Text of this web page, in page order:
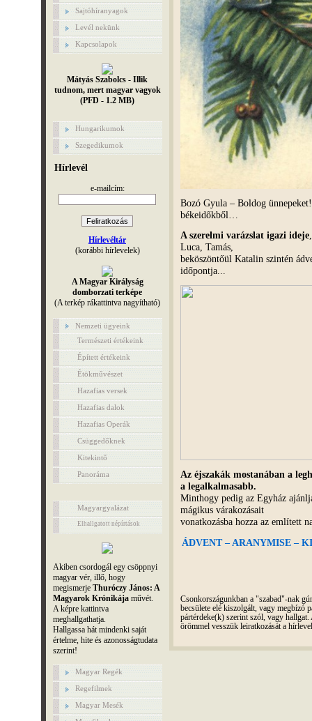
Sajtóhíranyagok
Levél nekünk
Kapcsolapok
Mátyás Szabolcs - Illik
tudnom, mert magyar vagyok
(PFD - 1.2 MB)
Hungarikumok
Szegedikumok
Hírlevél
e-mailcím:
Hírlevéltár
(korábbi hírlevelek)
A Magyar Királyság
domborzati terképe
(A terkép rákattintva nagyítható)
Nemzeti ügyeink
Természeti értékeink
Épített értékeink
Étökművészet
Hazafias versek
Hazafias dalok
Hazafias Operák
Csüggedőknek
Kitekintő
Panoráma
Magyargyalázat
Elhallgatott népírtások
Akiben csordogál egy csöppnyi
magyar vér, illő, hogy
megismerje Thuróczy János: A
Magyarok Krónikájaművét.
A képre kattintva
meghallgathatja.
Hallgassa hát mindenki saját
értelme, hite és azonosságtudata
szerint!
Magyar Regék
Regefilmek
Magyar Mesék
Bozó Gyula – Boldog
békeidőkből…
A szerelmi varázslat igazi ideje
Luca, Tamás,
beköszöntőül Katalin szintén
időpontja...
Az éjszakák mostanában a
a legalkalmasabb.
Minthogy pedig az Egyház
mágikus várakozásait
vonatkozásba hozza az említett
ÁDVENT – ARANYMISE –
Csonkországunkban a "szabad"-nak
becsülete elé kiszolgált, vagy megbízó
pártérdeke(k) szerint szól, vagy
örömmel vesszük leiratkozását a